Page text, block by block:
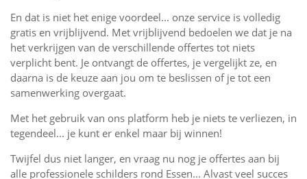
En dat is niet het enige voordeel... onze service is volledig
gratis en vrijblijvend. Met vrijblijvend bedoelen we dat je na
het verkrijgen van de verschillende offertes tot niets
verplicht bent. Je ontvangt de offertes, je vergelijkt ze, en
daarna is de keuze aan jou om te beslissen of je tot een
samenwerking overgaat.
Met het gebruik van ons platform heb je niets te verliezen, in
tegendeel... je kunt er enkel maar bij winnen!
Twijfel dus niet langer, en vraag nu nog je offertes aan bij
alle professionele schilders rond Essen... Alvast veel succes